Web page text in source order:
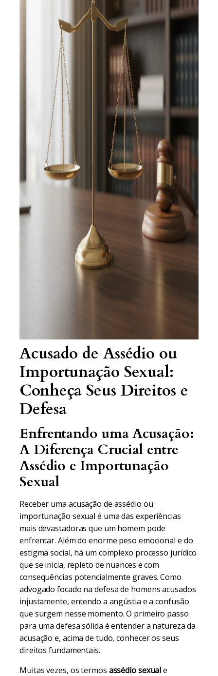
Acusado de Assédio ou
Importunação Sexual:
Conheça Seus Direitos e
Defesa
Enfrentando uma Acusação:
A Diferença Crucial entre
Assédio e Importunação
Sexual
Receber uma acusação de assédio ou
importunação sexual é uma das experiências
mais devastadoras que um homem pode
enfrentar. Além do enorme peso emocional e do
estigma social, há um complexo processo jurídico
que se inicia, repleto de nuances e com
consequências potencialmente graves. Como
advogado focado na defesa de homens acusados
injustamente, entendo a angústia e a confusão
que surgem nesse momento. O primeiro passo
para uma defesa sólida é entender a natureza da
acusação e, acima de tudo, conhecer os seus
direitos fundamentais.
Muitas vezes, os termos assédio sexuale